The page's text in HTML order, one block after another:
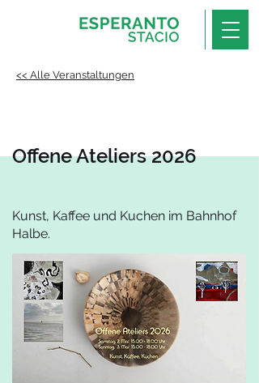
<< Alle Veranstaltungen
Offene Ateliers 2026
Kunst, Kaffee und Kuchen im Bahnhof
Halbe.